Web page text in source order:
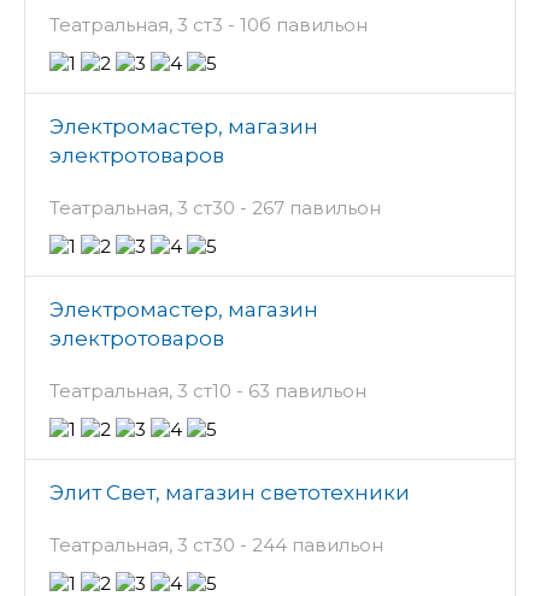
Театральная, 3 ст3 - 10б павильон
Электромастер, магазин
электротоваров
Театральная, 3 ст30 - 267 павильон
Электромастер, магазин
электротоваров
Театральная, 3 ст10 - 63 павильон
Элит Свет, магазин светотехники
Театральная, 3 ст30 - 244 павильон